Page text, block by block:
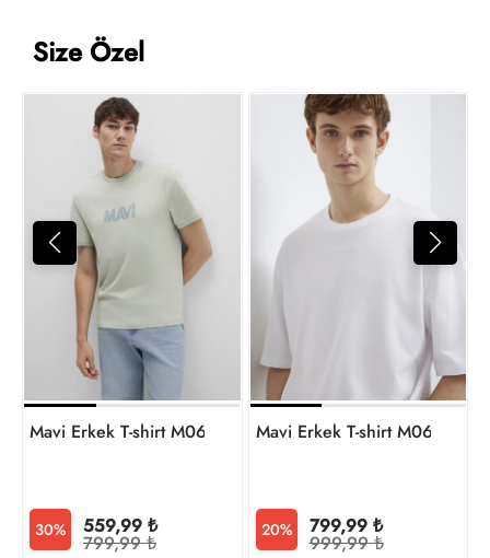
Size Özel
Mavi Erkek T-shirt M0612896-83995
30% 559,99 ₺
799,99 ₺
Mavi Erkek T-shirt
20% 799,99 ₺
999,99 ₺